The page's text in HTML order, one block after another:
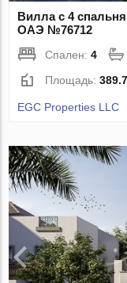
Вилла с 4
ОАЭ №76712
Спален:4
Площадь:
EGC Properties LLC